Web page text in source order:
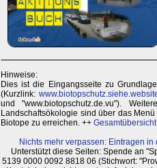
Hinweise:
Dies ist die Eingangsseite zu
(Kurzlink:
und "www.biotopschutz.de.vu").
Landschaftsökologie sind über das
Biotope zu erreichen. ++
Nichts mehr verpassen: Eintragen
Unterstützt diese Seiten: Spende an
5139 0000 0092 8818 06 (Stichwort: